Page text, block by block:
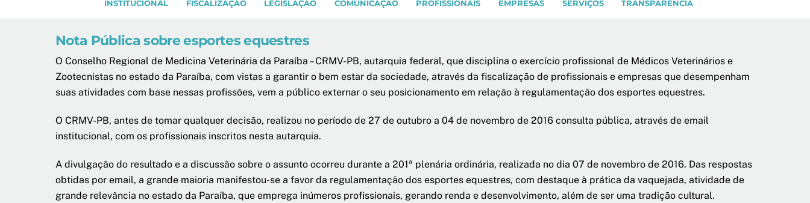
INSTITUCIONAL FISCALIZAÇÃO LEGISLAÇÃO COMUNICAÇÃO PROFISSIONAIS EMPRESAS SERVIÇOS TRANSPARÊNCIA
Nota Pública sobre esportes equestres
O Conselho Regional de Medicina Veterinária da Paraíba – CRMV-PB, autarquia federal, que disciplina o exercício profissional de Médicos Veterinários e
Zootecnistas no estado da Paraíba, com vistas a garantir o bem estar da sociedade, através da fiscalização de profissionais e empresas que desempenham
suas atividades com base nessas profissões, vem a público externar o seu posicionamento em relação à regulamentação dos esportes equestres.
O CRMV-PB, antes de tomar qualquer decisão, realizou no período de 27 de outubro a 04 de novembro de 2016 consulta pública, através de email
institucional, com os profissionais inscritos nesta autarquia.
A divulgação do resultado e a discussão sobre o assunto ocorreu durante a 201ª plenária ordinária, realizada no dia 07 de novembro de 2016. Das respostas
obtidas por email, a grande maioria manifestou-se a favor da regulamentação dos esportes equestres, com destaque à prática da vaquejada, atividade de
grande relevância no estado da Paraíba, que emprega inúmeros profissionais, gerando renda e desenvolvimento, além de ser uma tradição cultural.